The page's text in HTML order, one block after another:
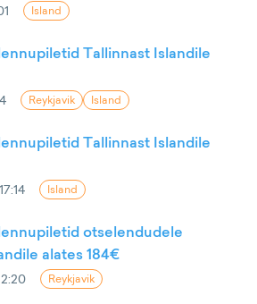
Island
Tallinnast Islandile
Reykjavik Island
Tallinnast Islandile
Island
otselendudele
alates 184€
Reykjavik